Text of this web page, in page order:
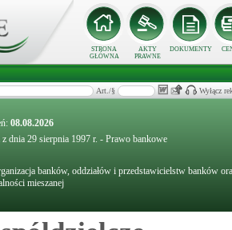
STRONA
GŁÓWNA
AKTY
PRAWNE
DOKUMENTY
Art./§ Wyłącz
08.08.2026
dnia 29 sierpnia 1997 r. - Prawo bankowe
banków, oddziałów i przedstawicielstw banków
mieszanej